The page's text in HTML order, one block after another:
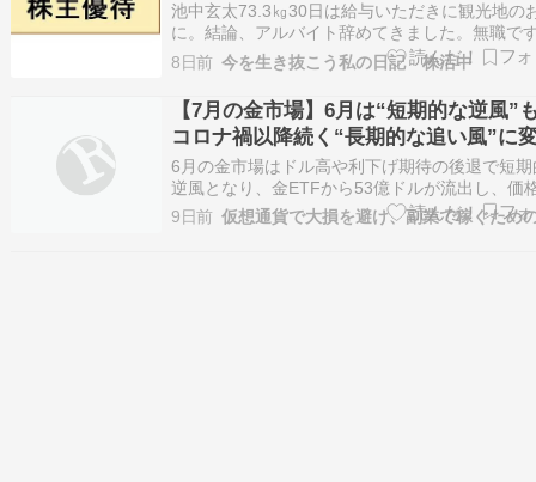
池中玄太73.3㎏30日は給与いただきに観光地の
に。結論、アルバイト辞めてきました。無職で
久しぶりにきれました。また落ち着いたらおい
と。年金は来年10月からですが、やりくりして
ます。レビー小体型認知症の94歳の父は、この
の中今日も安定しています。今日も地震は…
8日前 今を生き抜こう私の日記 株活中
【7月の金市場】6月は“短期的な逆風”
コロナ禍以降続く“長期的な追い風”に
なし…世界の中央銀行の戦略的買いが
「5,000ドル突破」のカギに – 【ステー
ストリート・インベストメント・マネ
6月の金市場はドル高や利下げ期待の後退で短期
逆風となり、金ETFから53億ドルが流出し、価
11.7％下落しました。一方で、世界の債務...
9日前